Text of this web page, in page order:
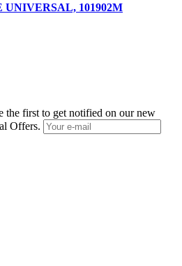
101902M
the first to get notified on our new
Offers.